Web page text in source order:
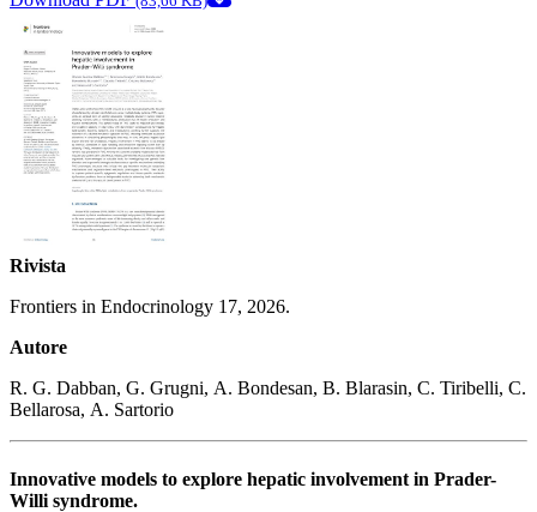
Rivista
Frontiers in Endocrinology 17, 2026.
Autore
R. G. Dabban, G. Grugni, A. Bondesan, B. Blarasin, C. Tiribelli, C.
Bellarosa, A. Sartorio
Innovative models to explore hepatic involvement in Prader-
Willi syndrome.